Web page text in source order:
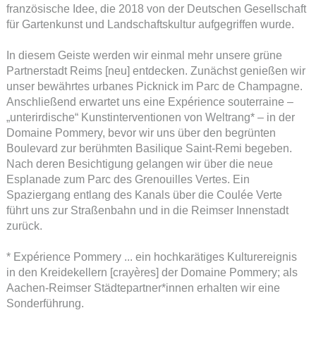
französische Idee, die 2018 von der Deutschen Gesellschaft
für Gartenkunst und Landschaftskultur aufgegriffen wurde.
In diesem Geiste werden wir einmal mehr unsere grüne
Partnerstadt Reims [neu] entdecken. Zunächst genießen wir
unser bewährtes urbanes Picknick im Parc de Champagne.
Anschließend erwartet uns eine Expérience souterraine –
„unterirdische“ Kunstinterventionen von Weltrang* – in der
Domaine Pommery, bevor wir uns über den begrünten
Boulevard zur berühmten Basilique Saint-Remi begeben.
Nach deren Besichtigung gelangen wir über die neue
Esplanade zum Parc des Grenouilles Vertes. Ein
Spaziergang entlang des Kanals über die Coulée Verte
führt uns zur Straßenbahn und in die Reimser Innenstadt
zurück.
* Expérience Pommery ... ein hochkarätiges Kulturereignis
in den Kreidekellern [crayères] der Domaine Pommery; als
Aachen-Reimser Städtepartner*innen erhalten wir eine
Sonderführung.